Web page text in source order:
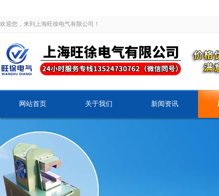
欢迎您，来到上海旺徐电气有限公司！
网站首页 关于我们 新闻资讯